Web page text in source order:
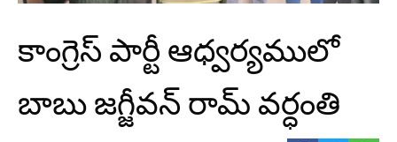
కాంగ్రెస్ పార్టీ ఆధ్వర్యములో
బాబు జగ్జీవన్ రామ్ వర్ధంతి